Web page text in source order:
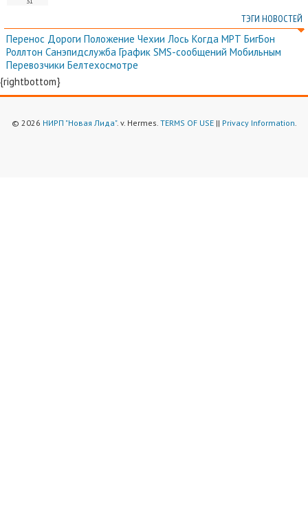
ТЭГИ НОВОСТЕЙ
Перенос Дороги Положение Чехии Лось Когда МРТ БигБон
Роллтон Санэпидслужба График SMS-сообщений Мобильным
Перевозчики Белтехосмотре
{rightbottom}
© 2026 НИРП "Новая Лида". v. Hermes. TERMS OF USE|| Privacy Information.